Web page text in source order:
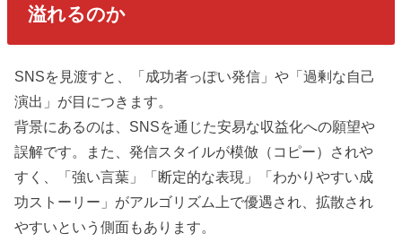
溢れるのか
SNSを見渡すと、「成功者っぽい発信」や「過剰な自己
演出」が目につきます。
背景にあるのは、SNSを通じた安易な収益化への願望や
誤解です。また、発信スタイルが模倣（コピー）されや
すく、「強い言葉」「断定的な表現」「わかりやすい成
功ストーリー」がアルゴリズム上で優遇され、拡散され
やすいという側面もあります。